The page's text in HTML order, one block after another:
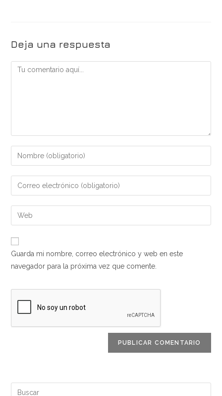
Deja una respuesta
Comentario
Introduce
tu
nombre
de
usuario
para
comentar
Introduce
tu
dirección
de
electrónico
para
comentar
Introduce
la
URL
Guarda mi nombre, correo electrónico y web en este
navegador para la próxima vez que comente.
Buscar